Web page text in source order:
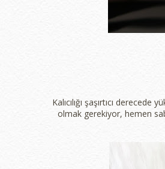
Kalıcılığı şaşırtıcı
olmak gerekiyor, hemen